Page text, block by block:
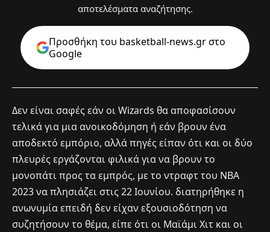
αποτελέσματα αναζήτησης.
Προσθήκη του basketball-news.gr στo
Google
Δεν είναι σαφές εάν οι Wizards θα αποφασίσουν
τελικά για μια ανοικοδόμηση ή εάν βρουν ένα
αποδεκτό εμπόριο, αλλά πηγές είπαν ότι και οι δύο
πλευρές εργάζονται φιλικά για να βρουν το
μονοπάτι προς τα εμπρός, με το ντραφτ του NBA
2023 να πλησιάζει στις 22 Ιουνίου. διατηρήθηκε η
ανωνυμία επειδή δεν είχαν εξουσιοδότηση να
συζητήσουν το θέμα, είπε ότι οι Μαϊάμι Χιτ και οι